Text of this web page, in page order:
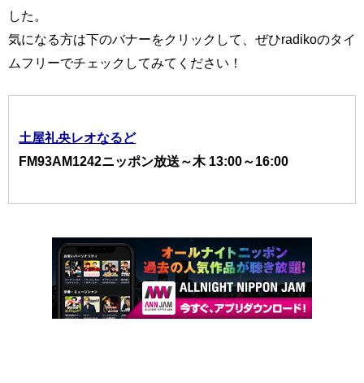
した。
気になる方は下のバナーをクリックして、ぜひradikoのタイ
ムフリーでチェックしてみてください！
土屋礼央レオなるど
FM93AM1242ニッポン放送～木 13:00～16:00